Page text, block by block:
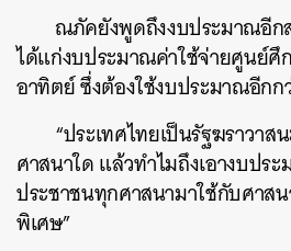
ณภัคยังพูดถึงงบประมาณอีก
ได้แก่งบประมาณค่าใช้จ่ายศูนย์
อาทิตย์ ซึ่งต้องใช้งบประมาณอีก
“ประเทศไทยเป็นรัฐฆราวา
ศาสนาใด แล้วทำไมถึงเอางบปร
ประชาชนทุกศาสนามาใช้กับศาส
พิเศษ”